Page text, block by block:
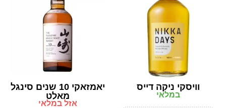
וויסקי ניקה דייס
במלאי
יאמזאקי 10 שנים סינגל
מאלט
אזל במלאי